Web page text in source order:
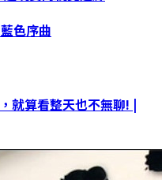
色序曲
就算看整天也不無聊! |